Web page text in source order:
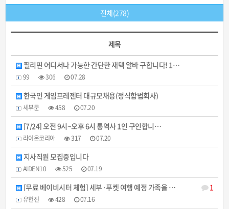
전체(278)
제목
필리핀 어디서나 가능한 간단한 재택 알바 구합니다! 1…
99 306 07.28
한국인 게임프레젠터 대규모채용(정식합법회사)
세부문 458 07.20
[7/24] 오전 9시~오후 6시 통역사 1인 구인합니…
라이온코리아 317 07.20
지사직원 모집중입니다
AIDEN10 525 07.19
1
[무료 베이비시터 체험] 세부·푸켓 여행 예정 가족을 …
유헌진 428 07.16